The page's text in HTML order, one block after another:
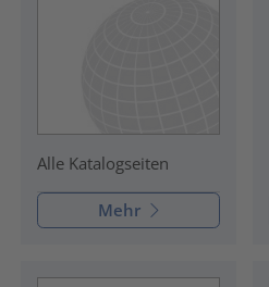
Alle Katalogseiten
Mehr